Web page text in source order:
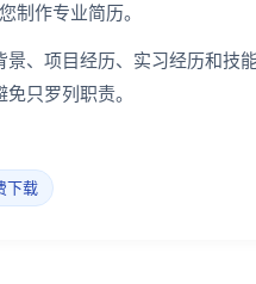
制作专业简历。
、项目经历、实习经历和技
只罗列职责。
下载